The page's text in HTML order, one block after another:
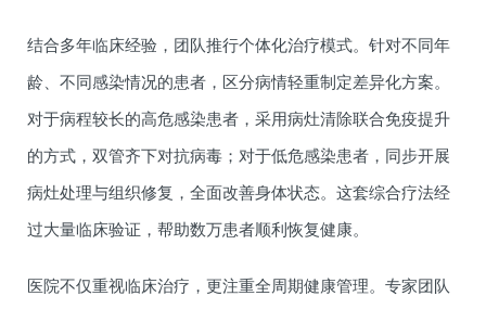
结合多年临床经验，团队推行个体化治疗模式。针对不同年
龄、不同感染情况的患者，区分病情轻重制定差异化方案。
对于病程较长的高危感染患者，采用病灶清除联合免疫提升
的方式，双管齐下对抗病毒；对于低危感染患者，同步开展
病灶处理与组织修复，全面改善身体状态。这套综合疗法经
过大量临床验证，帮助数万患者顺利恢复健康。
医院不仅重视临床治疗，更注重全周期健康管理。专家团队